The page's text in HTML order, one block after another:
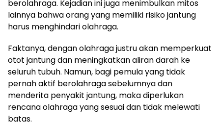
berolahraga. Kejadian ini juga menimbulkan mitos
lainnya bahwa orang yang memiliki risiko jantung
harus menghindari olahraga.
Faktanya, dengan olahraga justru akan memperkuat
otot jantung dan meningkatkan aliran darah ke
seluruh tubuh. Namun, bagi pemula yang tidak
pernah aktif berolahraga sebelumnya dan
menderita penyakit jantung, maka diperlukan
rencana olahraga yang sesuai dan tidak melewati
batas.